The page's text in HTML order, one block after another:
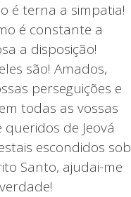
é terna a simpatia!
é constante a
a disposição!
são! Amados,
perseguições e
todas as vossas
de Jeová
escondidos sob
Santo, ajudai-me